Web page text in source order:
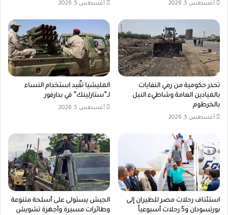
بما
قرابة
25
ألف
جنيه
سوداني
لسعر
الصرف
دارفور
خلال
الأيام
الماضية
ارتفاعاً
ملحوظاً
في
أغسطس 5, 2026 أغسطس 5, 2026
تحذر حكومية من رمي النفايات
بالميادين العامة وشاطيء النيل
بالخرطوم
أغسطس 5, 2026
المليشيا تقّيد استخدام النساء
لـ”ستارلينك” في بدارفور
أغسطس 5, 2026
استئناف رحلات مصر للطيران إلى
بورتسودان و5 رحلات أسبوعياً
الجيش يستولى على أسلحة متنوعة
وطائرات مسيرة وأجهزة تشويش